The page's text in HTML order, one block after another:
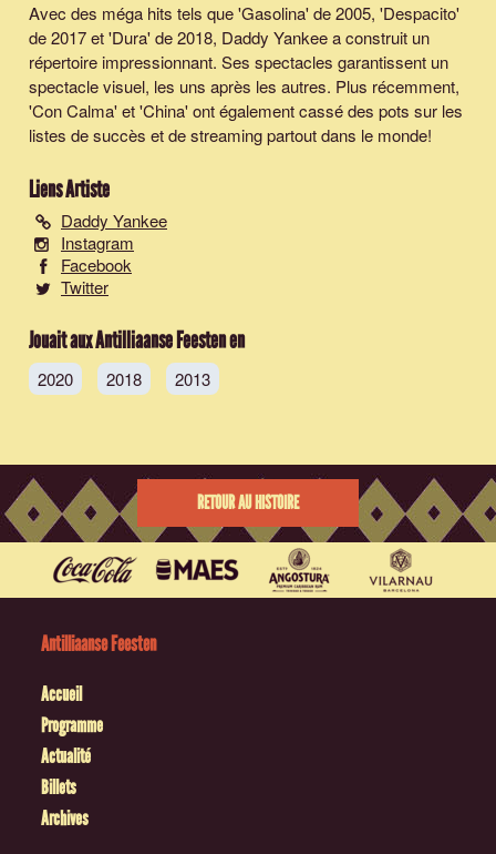
Avec des méga hits tels que 'Gasolina' de 2005, 'Despacito'
de 2017 et 'Dura' de 2018, Daddy Yankee a construit un
répertoire impressionnant. Ses spectacles garantissent un
spectacle visuel, les uns après les autres. Plus récemment,
'Con Calma' et 'China' ont également cassé des pots sur les
listes de succès et de streaming partout dans le monde!
Liens Artiste
Daddy Yankee
Instagram
Facebook
Twitter
Jouait aux Antilliaanse Feesten en
2020 2018 2013
RETOUR AU HISTOIRE
Antilliaanse Feesten
Accueil
Programme
Actualité
Billets
Archives